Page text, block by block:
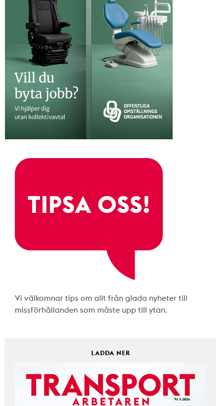
Vi välkomnar tips om allt från glada nyheter till
missförhållanden som måste upp till ytan.
LADDA NER